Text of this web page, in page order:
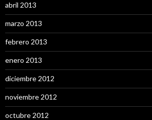
abril 2013
marzo 2013
febrero 2013
enero 2013
diciembre 2012
noviembre 2012
octubre 2012